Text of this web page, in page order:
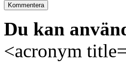
Du kan
<acronym